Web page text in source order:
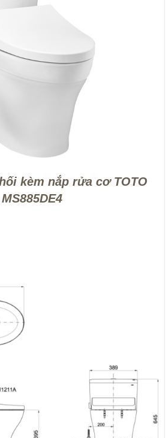
kèm nắp rửa cơ TOTO
MS885DE4